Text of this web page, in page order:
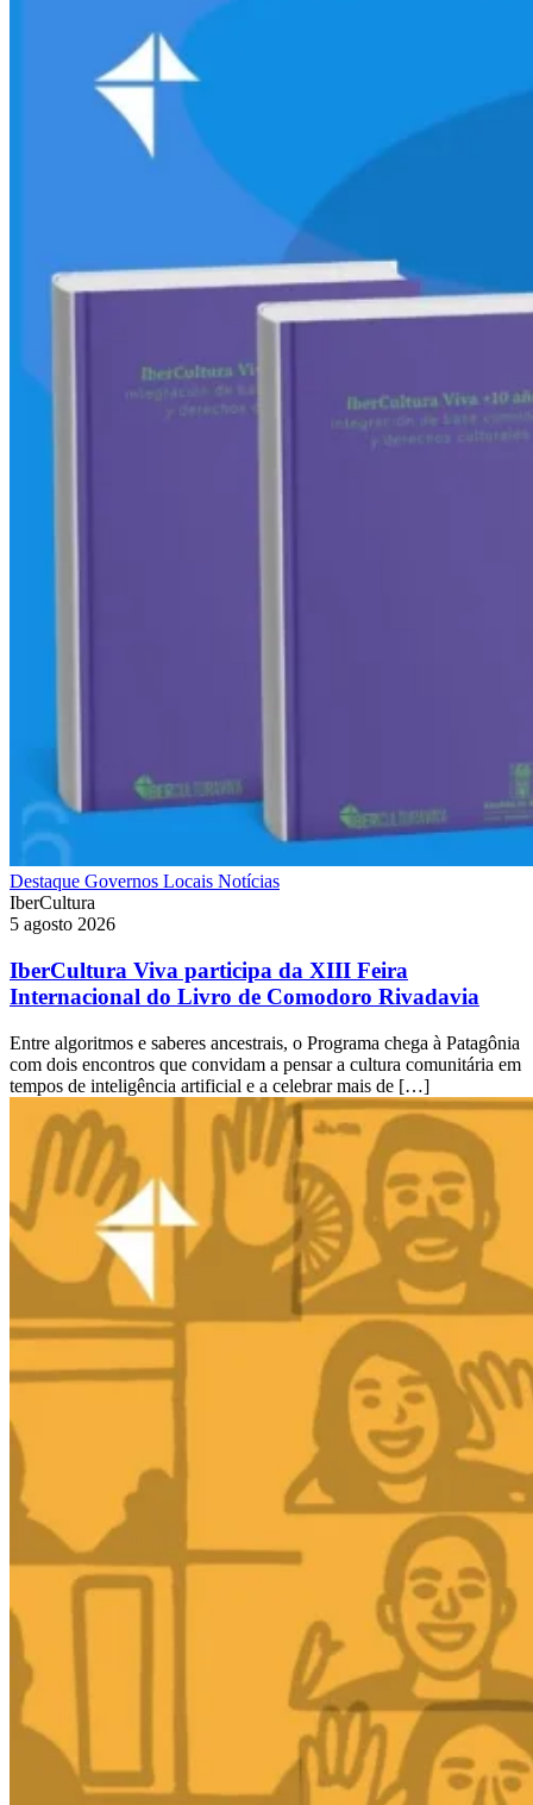
Destaque Governos Locais Notícias
IberCultura
5 agosto 2026
IberCultura Viva participa da XIII Feira
Internacional do Livro de Comodoro Rivadavia
Entre algoritmos e saberes ancestrais, o Programa chega à Patagônia
com dois encontros que convidam a pensar a cultura comunitária em
tempos de inteligência artificial e a celebrar mais de […]